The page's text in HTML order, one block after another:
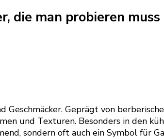
die man probieren muss
Geprägt von
und Texturen. Besonders in den
sondern oft auch ein Symbol für